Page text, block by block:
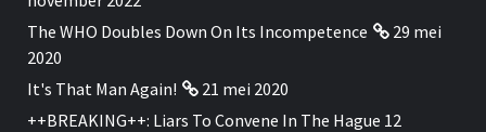
The WHO Doubles Down On Its Incompetence
29 mei
2020
It's That Man Again!
21 mei 2020
++BREAKING++: Liars To Convene In The Hague 12